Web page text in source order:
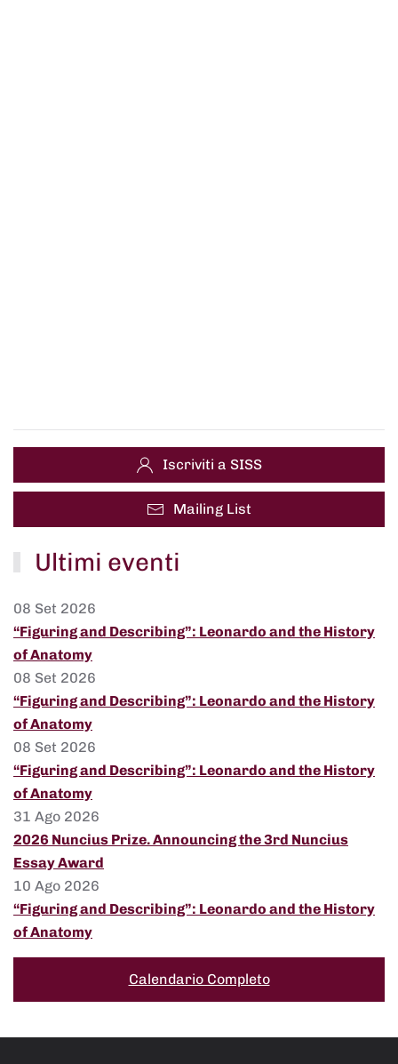
Iscriviti a SISS
Mailing List
Ultimi eventi
08 Set 2026
“Figuring and Describing”: Leonardo and the History
of Anatomy
08 Set 2026
“Figuring and Describing”: Leonardo and the History
of Anatomy
08 Set 2026
“Figuring and Describing”: Leonardo and the History
of Anatomy
31 Ago 2026
2026 Nuncius Prize. Announcing the 3rd Nuncius
Essay Award
10 Ago 2026
“Figuring and Describing”: Leonardo and the History
of Anatomy
Calendario Completo